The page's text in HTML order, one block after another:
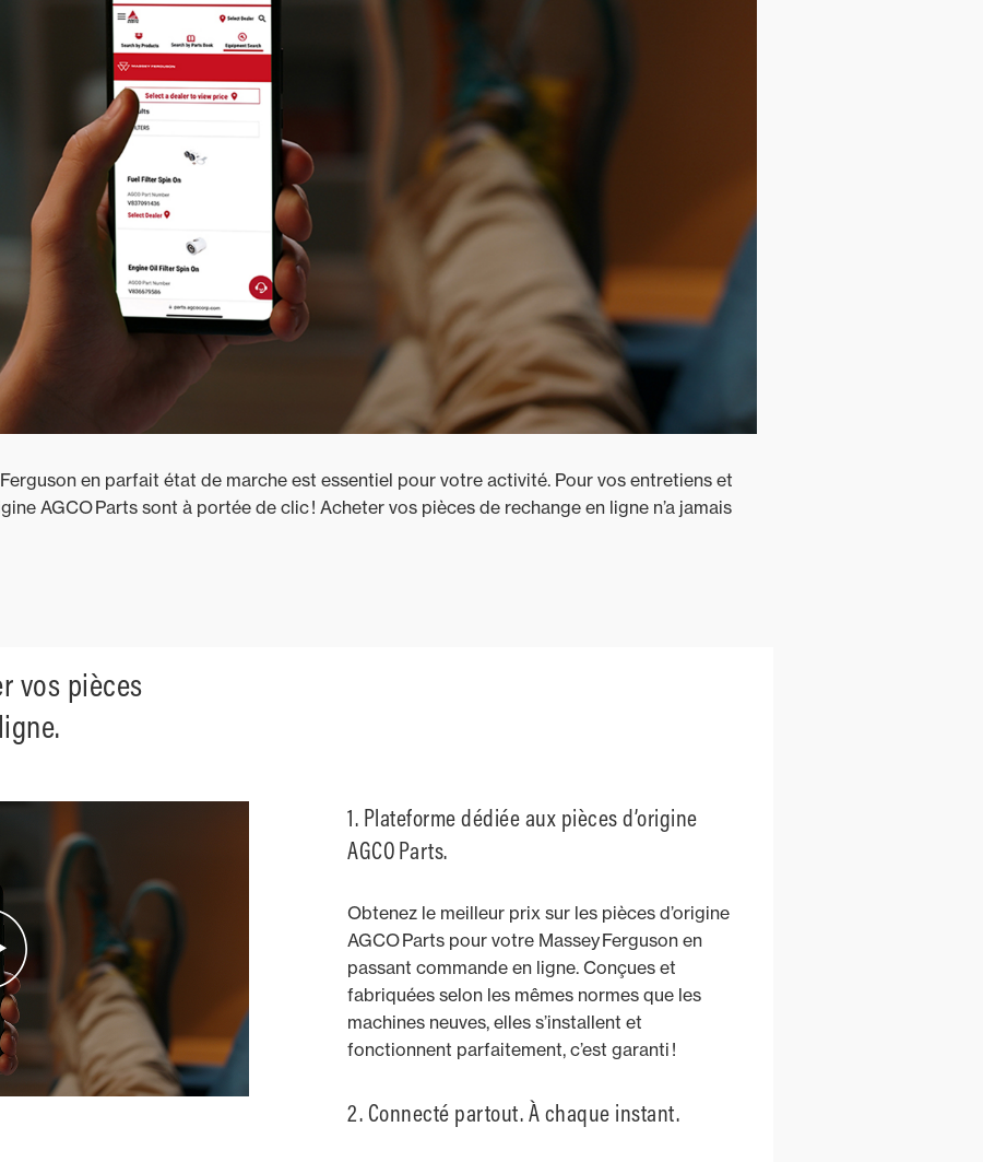
en parfait état de marche est essentiel pour votre activité. Pour vos entretiens et
AGCO Parts sont à portée de clic ! Acheter vos pièces de rechange en ligne n’a jamais
vos pièces
1. Plateforme dédiée aux pièces d’origine
AGCO Parts.
Obtenez le meilleur prix sur les pièces d’origine
AGCO Parts pour votre Massey Ferguson en
passant commande en ligne. Conçues et
fabriquées selon les mêmes normes que les
machines neuves, elles s’installent et
fonctionnent parfaitement, c’est garanti !
2. Connecté partout. À chaque instant.